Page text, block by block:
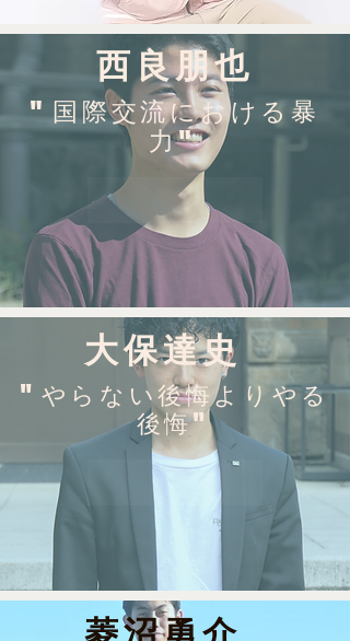
西良朋也
"国際交流における暴
力"
大保達史
"やらない後悔よりやる
後悔"
菱沼勇介